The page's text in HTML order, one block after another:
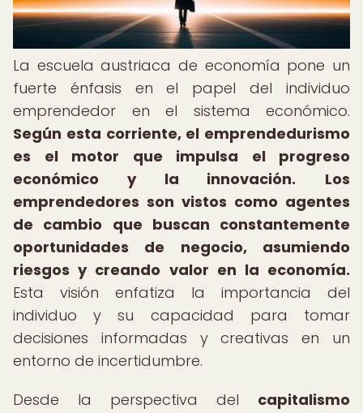
La escuela austriaca de economía pone un
fuerte énfasis en el papel del individuo
emprendedor en el sistema económico.
Según esta corriente, el emprendedurismo
es el motor que impulsa el progreso
económico y la innovación.
Los
emprendedores son vistos como agentes
de cambio que buscan constantemente
oportunidades de negocio, asumiendo
riesgos y creando valor en la economía.
Esta visión enfatiza la importancia del
individuo y su capacidad para tomar
decisiones informadas y creativas en un
entorno de incertidumbre.
Desde la perspectiva del capitalismo